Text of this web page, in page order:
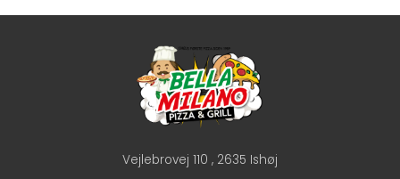
Vejlebrovej 110 , 2635 Ishøj